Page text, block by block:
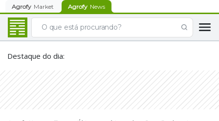
Agrofy Market Agrofy News
Destaque do dia: